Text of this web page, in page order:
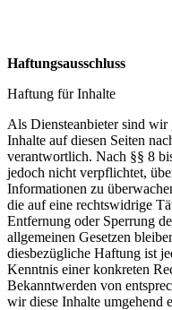
Haftungsausschluss
Haftung für Inhalte
Als Diensteanbieter sind
Inhalte auf diesen Seiten
verantwortlich. Nach §§ 8
jedoch nicht verpflichtet,
Informationen zu
die auf eine rechtswidrige
Entfernung oder Sperrung
allgemeinen Gesetzen
diesbezügliche Haftung ist
Kenntnis einer konkreten
Bekanntwerden von
wir diese Inhalte umgehend